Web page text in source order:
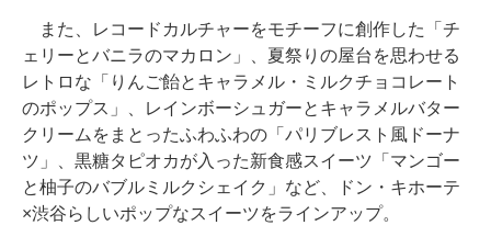
また、レコードカルチャーをモチーフに創作した「チ
ェリーとバニラのマカロン」、夏祭りの屋台を思わせる
レトロな「りんご飴とキャラメル・ミルクチョコレート
のポップス」、レインボーシュガーとキャラメルバター
クリームをまとったふわふわの「パリブレスト風ドーナ
ツ」、黒糖タピオカが入った新食感スイーツ「マンゴー
と柚子のバブルミルクシェイク」など、ドン・キホーテ
×渋谷らしいポップなスイーツをラインアップ。